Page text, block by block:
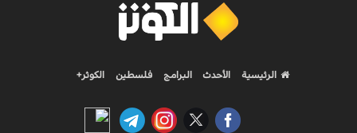
الرئيسية الأحدث البرامج فلسطين الكوثر+